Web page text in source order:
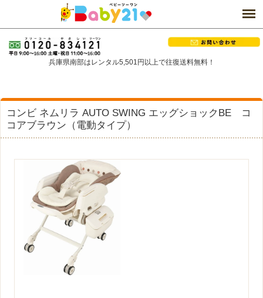
兵庫県南部はレンタル5,501円以上で往復送料無料！
コンビ ネムリラ AUTO SWING エッグショックBE コ
コアブラウン（電動タイプ）